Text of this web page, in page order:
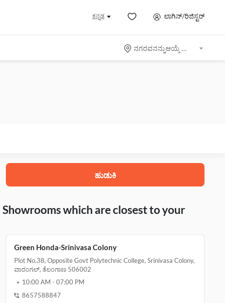
ಕನ್ನಡ ಲಾಗಿನ್/ರಿಜಿಸ್ಟರ್
ನಗರವನನ್ನುಆಯ್ಕೆ ಮಾಡಿ
ಹುಡುಕಿ
which are closest to your
Green Honda-Srinivasa Colony
Plot No.38, Opposite Govt Polytechnic College, Srinivasa Colony,
ವಾರಂಗಲ್, ತೆಲಂಗಾಣ 506002
10:00 AM -07:00 PM
8657588847